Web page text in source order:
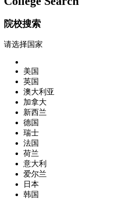
院校搜索
请选择国家
美国
英国
澳大利亚
加拿大
新西兰
德国
瑞士
法国
荷兰
意大利
爱尔兰
日本
韩国